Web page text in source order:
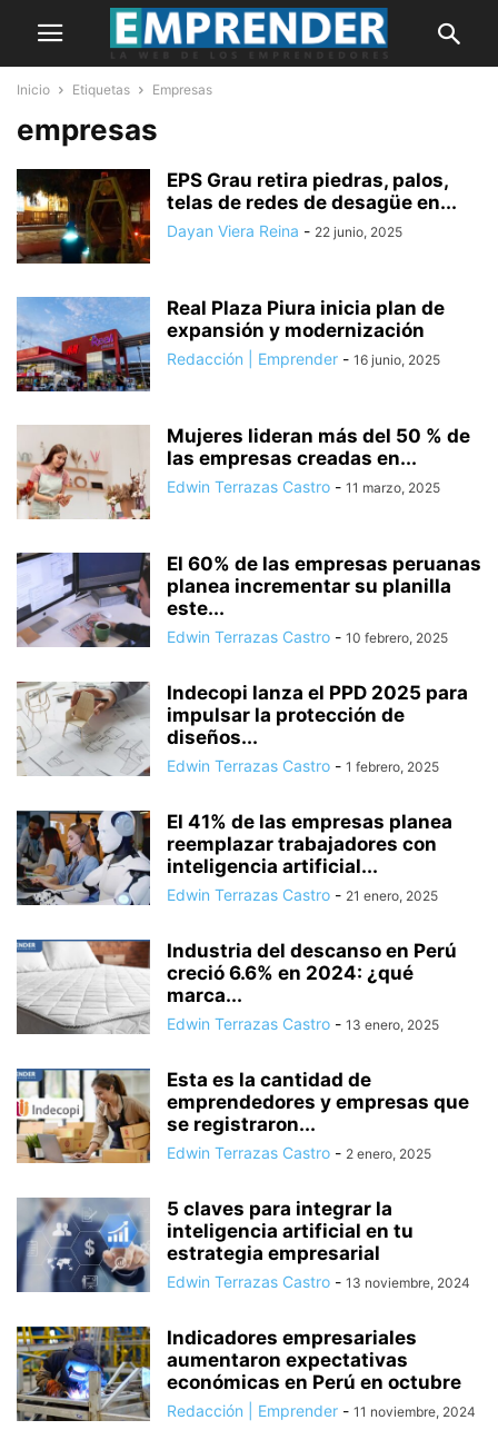
Inicio Etiquetas Empresas
empresas
EPS Grau retira piedras, palos,
telas de redes de desagüe en...
Dayan Viera Reina - 22 junio, 2025
Real Plaza Piura inicia plan de
expansión y modernización
Redacción | Emprender - 16 junio, 2025
Mujeres lideran más del 50 % de
las empresas creadas en...
Edwin Terrazas Castro - 11 marzo, 2025
El 60% de las empresas peruanas
planea incrementar su planilla
este...
Edwin Terrazas Castro - 10 febrero, 2025
Indecopi lanza el PPD 2025 para
impulsar la protección de
diseños...
Edwin Terrazas Castro - 1 febrero, 2025
El 41% de las empresas planea
reemplazar trabajadores con
inteligencia artificial...
Edwin Terrazas Castro - 21 enero, 2025
Industria del descanso en Perú
creció 6.6% en 2024: ¿qué
marca...
Edwin Terrazas Castro - 13 enero, 2025
Esta es la cantidad de
emprendedores y empresas que
se registraron...
Edwin Terrazas Castro - 2 enero, 2025
5 claves para integrar la
inteligencia artificial en tu
estrategia empresarial
Edwin Terrazas Castro - 13 noviembre, 2024
Indicadores empresariales
aumentaron expectativas
económicas en Perú en octubre
Redacción | Emprender - 11 noviembre, 2024